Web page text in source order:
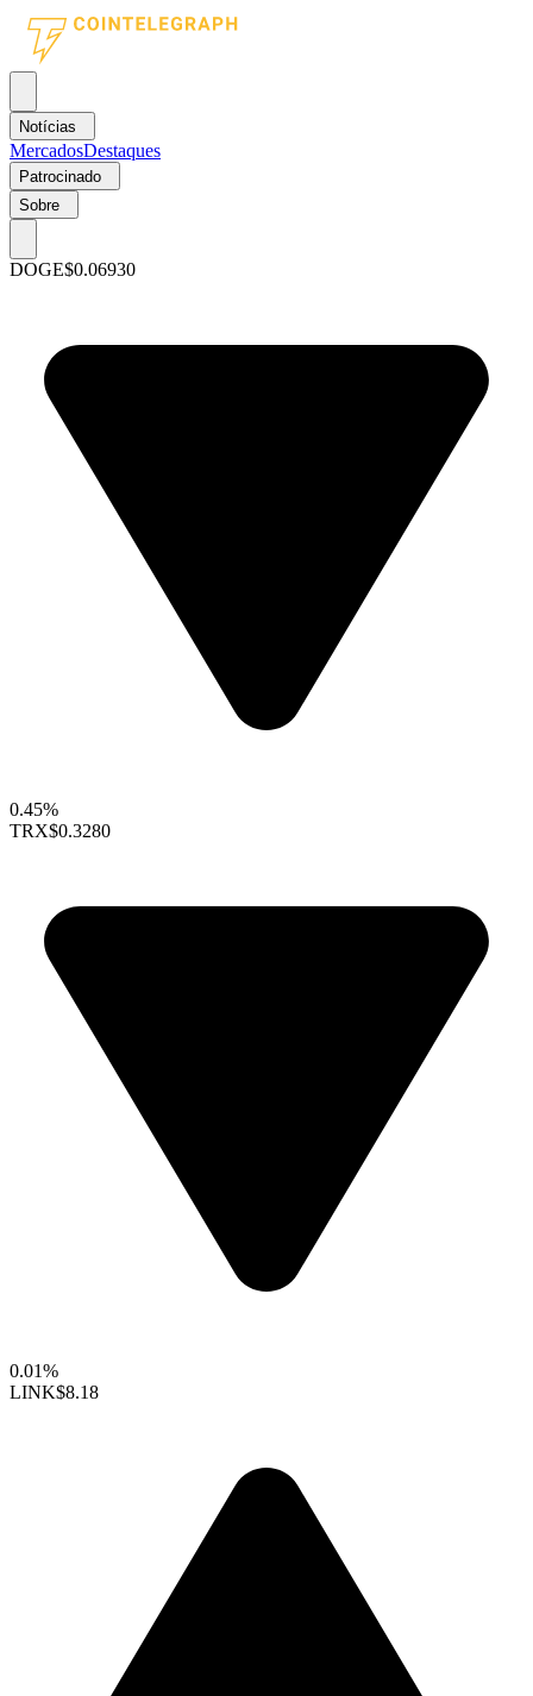
Notícias
MercadosDestaques
Patrocinado
Sobre
DOGE$0.06930
0.45%
TRX$0.3280
0.01%
LINK$8.18